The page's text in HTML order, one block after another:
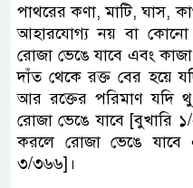
পাথরের কণা, মাটি, ঘাস,
আহারযোগ্য নয় বা
রোজা ভেঙে যাবে এবং
দাঁত থেকে রক্ত বের হয়ে
আর রক্তের পরিমাণ যদি
রোজা ভেঙে যাবে [বুখারি
করলে রোজা ভেঙে
৩/৩৬৬]।